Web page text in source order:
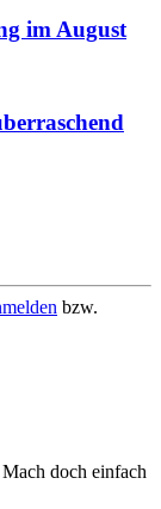
im August
bzw.
doch einfach